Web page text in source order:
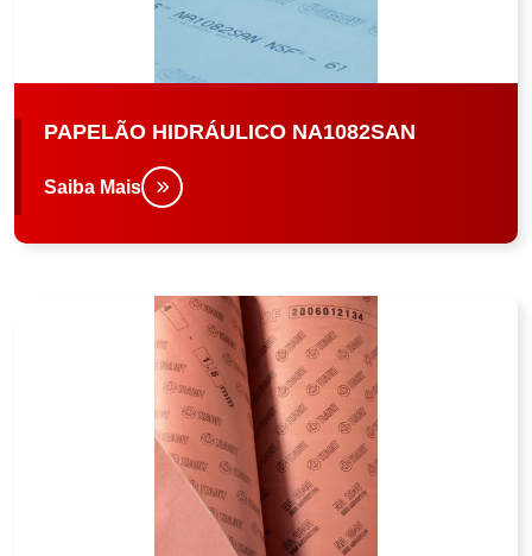
PAPELÃO HIDRÁULICO NA1082SAN
Saiba Mais